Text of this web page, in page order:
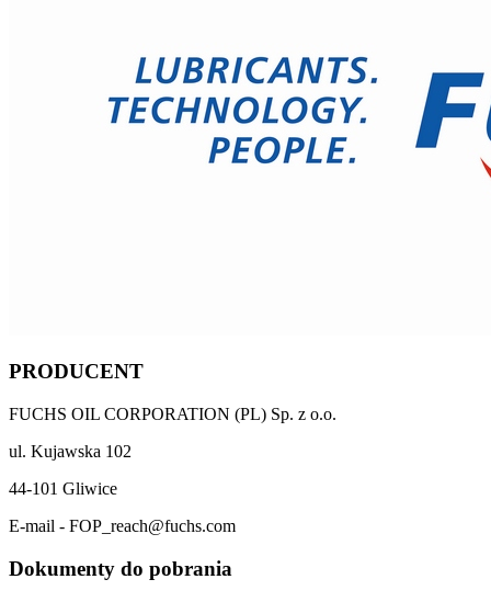
PRODUCENT
FUCHS OIL CORPORATION (PL) Sp. z o.o.
ul. Kujawska 102
44-101 Gliwice
E-mail - FOP_reach@fuchs.com
Dokumenty do pobrania